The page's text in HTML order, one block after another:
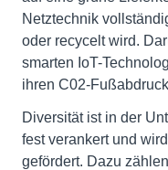
Netztechnik
oder recycelt wird.
smarten IoT-
ihren C02-
Diversität ist in der
fest verankert und
gefördert. Dazu